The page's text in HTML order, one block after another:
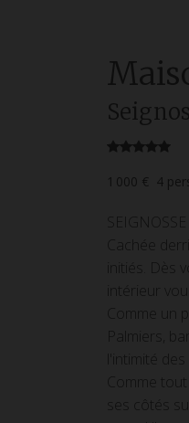
1 000 € 4
Cachée
initiés.
intérieur
Comme
Palmiers,
l'intimité des
Comme
ses côtés